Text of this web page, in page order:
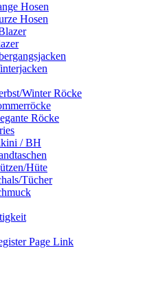
Hosen
Hosen
Winter Röcke
Röcke
/ BH
Hüte
Tücher
Page Link